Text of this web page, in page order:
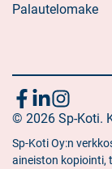
Palautelomake
Seuraa
meitä
Sosiaalinen
media:
facebook
Sosiaalinen
media:
linkedin
Sosiaalinen
media:
instagram
© 2026 Sp-Koti.
Sp-Koti Oy:n
aineiston kopiointi,